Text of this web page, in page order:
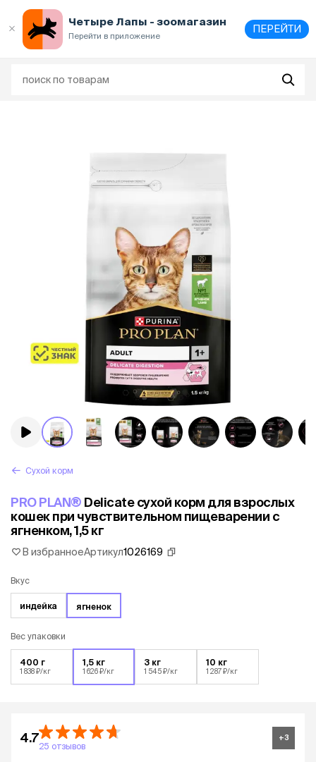
Четыре Лапы - зоомагазин
Перейти в приложение
ПЕРЕЙТИ
Сухой корм
PRO PLAN® Delicate сухой корм для взрослых
кошек при чувствительном пищеварении с
ягненком, 1,5 кг
В избранноеАртикул1026169
Вкус
индейка ягненок
Вес упаковки
400 г
1 838 ₽/кг
1,5 кг
1 626 ₽/кг
3 кг
1 545 ₽/кг
10 кг
1 287 ₽/кг
4.7
25 отзывов
+3